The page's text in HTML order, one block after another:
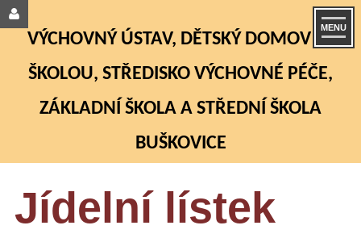
VÝCHOVNÝ ÚSTAV, DĚTSKÝ DOMOV SE
ŠKOLOU, STŘEDISKO VÝCHOVNÉ PÉČE,
ZÁKLADNÍ ŠKOLA A STŘEDNÍ ŠKOLA
BUŠKOVICE
MENU
Jídelní lístek